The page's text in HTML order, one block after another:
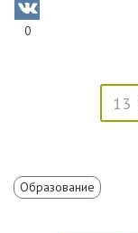
0
13
Образование